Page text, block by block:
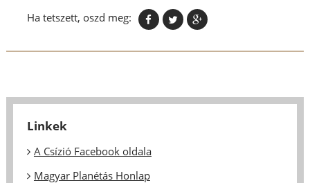
Ha tetszett, oszd meg:
Linkek
A Csízió Facebook oldala
Magyar Planétás Honlap